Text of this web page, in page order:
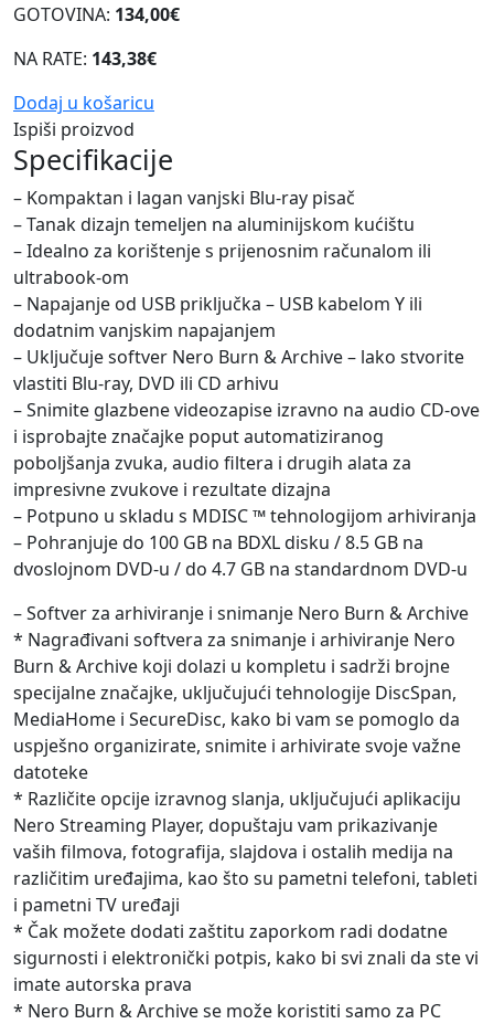
GOTOVINA: 134,00€
NA RATE: 143,38€
Dodaj u košaricu
Ispiši proizvod
Specifikacije
– Kompaktan i lagan vanjski Blu-ray pisač
– Tanak dizajn temeljen na aluminijskom kućištu
– Idealno za korištenje s prijenosnim računalom ili
ultrabook-om
– Napajanje od USB priključka – USB kabelom Y ili
dodatnim vanjskim napajanjem
– Uključuje softver Nero Burn & Archive – lako stvorite
vlastiti Blu-ray, DVD ili CD arhivu
– Snimite glazbene videozapise izravno na audio CD-ove
i isprobajte značajke poput automatiziranog
poboljšanja zvuka, audio filtera i drugih alata za
impresivne zvukove i rezultate dizajna
– Potpuno u skladu s MDISC ™ tehnologijom arhiviranja
– Pohranjuje do 100 GB na BDXL disku / 8.5 GB na
dvoslojnom DVD-u / do 4.7 GB na standardnom DVD-u
– Softver za arhiviranje i snimanje Nero Burn & Archive
* Nagrađivani softvera za snimanje i arhiviranje Nero
Burn & Archive koji dolazi u kompletu i sadrži brojne
specijalne značajke, uključujući tehnologije DiscSpan,
MediaHome i SecureDisc, kako bi vam se pomoglo da
uspješno organizirate, snimite i arhivirate svoje važne
datoteke
* Različite opcije izravnog slanja, uključujući aplikaciju
Nero Streaming Player, dopuštaju vam prikazivanje
vaših filmova, fotografija, slajdova i ostalih medija na
različitim uređajima, kao što su pametni telefoni, tableti
i pametni TV uređaji
* Čak možete dodati zaštitu zaporkom radi dodatne
sigurnosti i elektronički potpis, kako bi svi znali da ste vi
imate autorska prava
* Nero Burn & Archive se može koristiti samo za PC